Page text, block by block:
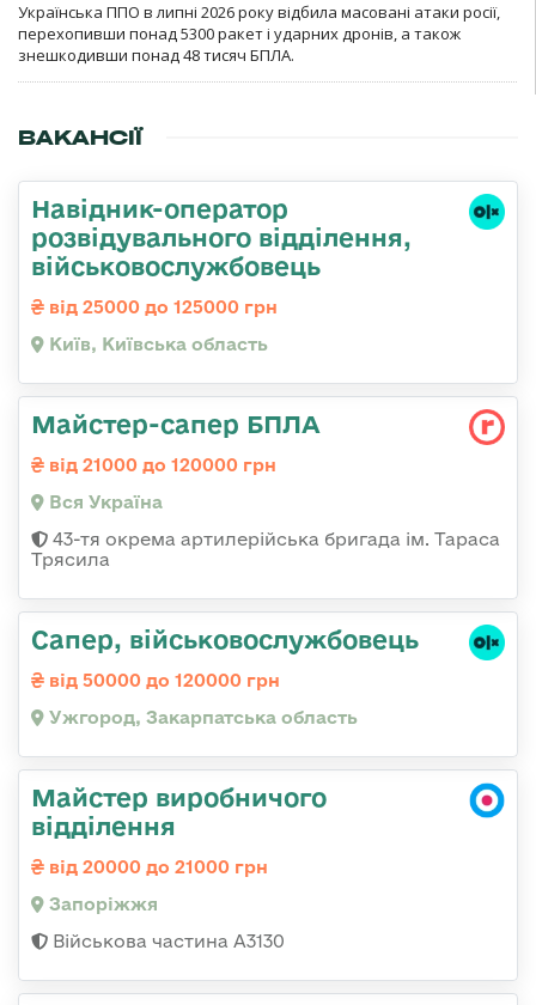
Українська ППО в липні 2026 року відбила масовані атаки росії,
перехопивши понад 5300 ракет і ударних дронів, а також
знешкодивши понад 48 тисяч БПЛА.
ВАКАНСІЇ
Навідник-оператор
розвідувального відділення,
військовослужбовець
від 25000 до 125000 грн
Київ, Київська область
Майстер-сапер БПЛА
від 21000 до 120000 грн
Вся Україна
43-тя окрема артилерійська бригада ім. Тараса
Трясила
Сапер, військовослужбовець
від 50000 до 120000 грн
Ужгород, Закарпатська область
Майстер виробничого
відділення
від 20000 до 21000 грн
Запоріжжя
Військова частина А3130